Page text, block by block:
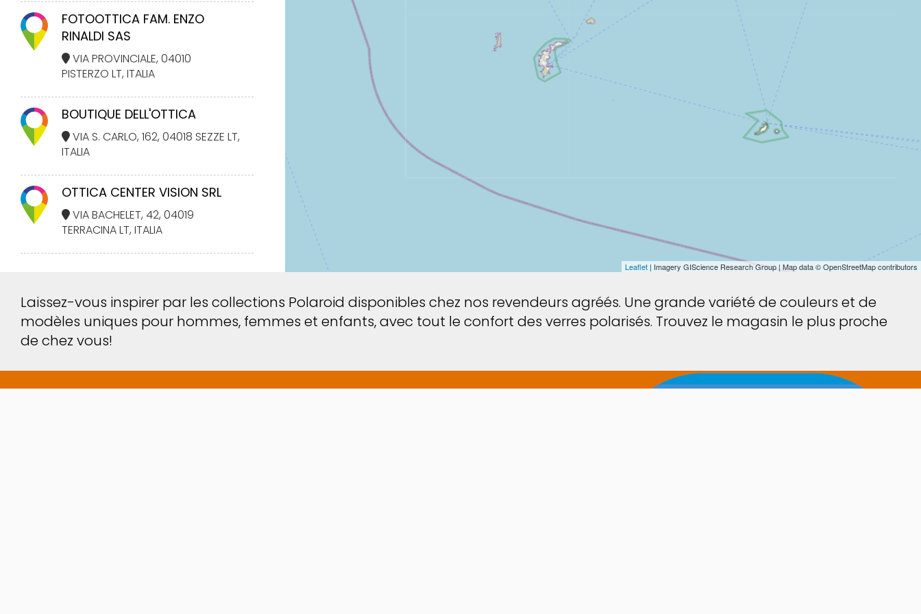
FOTOOTTICA FAM. ENZO
RINALDI SAS
VIA PROVINCIALE, 04010
PISTERZO LT, ITALIA
BOUTIQUE DELL'OTTICA
VIA S. CARLO, 162, 04018 SEZZE LT,
ITALIA
OTTICA CENTER VISION SRL
VIA BACHELET, 42, 04019
TERRACINA LT, ITALIA
Filtrer par:
COLLECTION KIDS
AUCUN FILTRE
Leaflet | Imagery GIScience Research Group | Map data © OpenStreetMap contributors
Laissez-vous inspirer par les collections Polaroid disponibles chez nos revendeurs agréés. Une grande variété de couleurs et de
modèles uniques pour hommes, femmes et enfants, avec tout le confort des verres polarisés. Trouvez le magasin le plus proche
de chez vous!